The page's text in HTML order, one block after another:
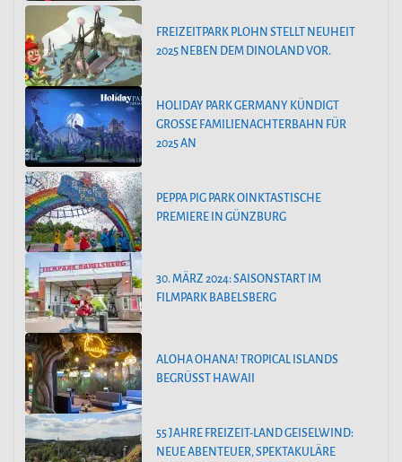
FREIZEITPARK PLOHN STELLT NEUHEIT
2025 NEBEN DEM DINOLAND VOR.
HOLIDAY PARK GERMANY KÜNDIGT
GROSSE FAMILIENACHTERBAHN FÜR 2
025 AN
PEPPA PIG PARK OINKTASTISCHE
PREMIERE IN GÜNZBURG
30. MÄRZ 2024: SAISONSTART IM
FILMPARK BABELSBERG
ALOHA OHANA! TROPICAL ISLANDS
BEGRÜSST HAWAII
55 JAHRE FREIZEIT-LAND GEISELWIND:
NEUE ABENTEUER, SPEKTAKULÄRE